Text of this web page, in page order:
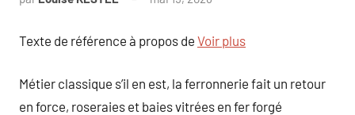
Texte de référence à propos de Voir plus
Métier classique s’il en est, la ferronnerie fait un retour
en force, roseraies et baies vitrées en fer forgé